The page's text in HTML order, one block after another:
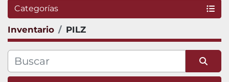
Categorías
Inventario PILZ